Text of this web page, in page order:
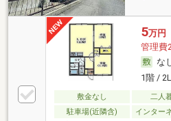
5万円
管理費
な
1階 /
敷金なし 二人
駐車場(近隣含)
インター